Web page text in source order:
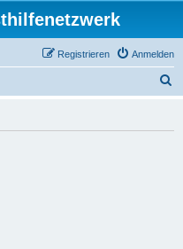
Anmelden
Registrieren